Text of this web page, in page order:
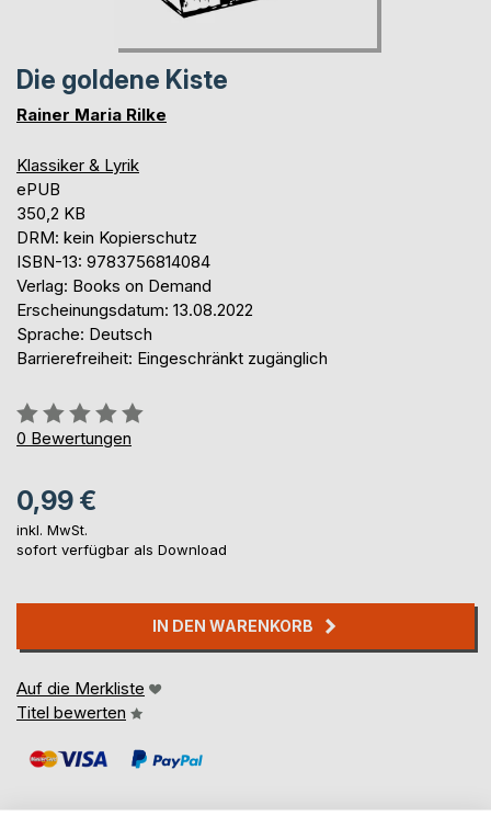
Die goldene Kiste
Rainer Maria Rilke
Klassiker & Lyrik
ePUB
350,2 KB
DRM: kein Kopierschutz
ISBN-13: 9783756814084
Verlag: Books on Demand
Erscheinungsdatum: 13.08.2022
Sprache: Deutsch
Barrierefreiheit: Eingeschränkt zugänglich
Bewertung::
0%
0 Bewertungen
0,99 €
inkl. MwSt.
sofort verfügbar als Download
IN DEN WARENKORB
Auf die Merkliste
Titel bewerten